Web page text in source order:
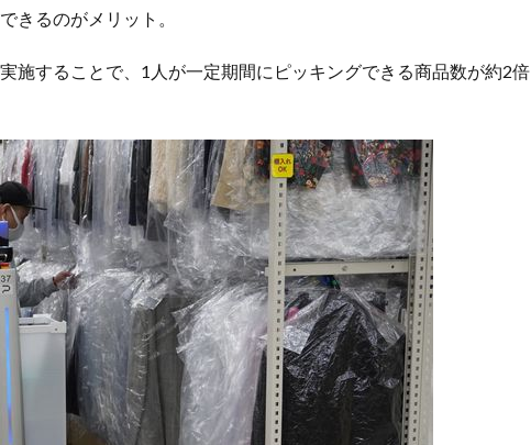
きるのがメリット。
施することで、1人が一定期間にピッキングできる商品数が約2倍